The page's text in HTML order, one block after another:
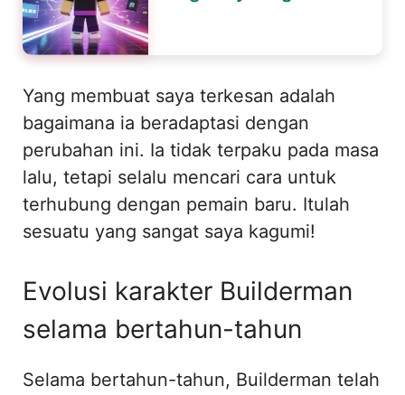
Yang membuat saya terkesan adalah
bagaimana ia beradaptasi dengan
perubahan ini. Ia tidak terpaku pada masa
lalu, tetapi selalu mencari cara untuk
terhubung dengan pemain baru. Itulah
sesuatu yang sangat saya kagumi!
Evolusi karakter Builderman
selama bertahun-tahun
Selama bertahun-tahun, Builderman telah